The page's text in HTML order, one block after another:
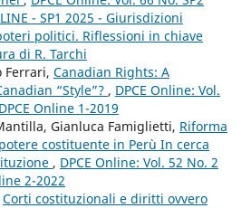
- SP1 2025 - Giurisdizioni
politici. Riflessioni in chiave
di R. Tarchi
Ferrari, Canadian Rights: A
“Style”? , DPCE Online: Vol.
Online 1-2019
Gianluca Famiglietti, Riforma
costituente in Perù In cerca
, DPCE Online: Vol. 52 No. 2
2-2022
Corti costituzionali e diritti ovvero